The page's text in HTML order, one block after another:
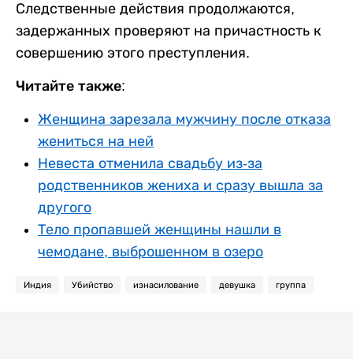
Следственные действия продолжаются,
задержанных проверяют на причастность к
совершению этого преступления.
Читайте также:
Женщина зарезала мужчину после отказа
жениться на ней
Невеста отменила свадьбу из-за
родственников жениха и сразу вышла за
другого
Тело пропавшей женщины нашли в
чемодане, выброшенном в озеро
Индия Убийство изнасилование девушка группа